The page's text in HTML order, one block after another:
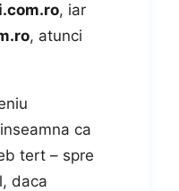
, iar
, atunci
ca
tert – spre
daca